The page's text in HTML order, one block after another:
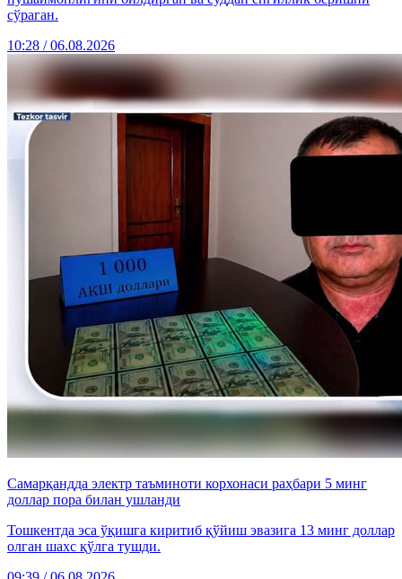
сўраган.
10:28 / 06.08.2026
Самарқандда электр таъминоти корхонаси раҳбари 5 минг
доллар пора билан ушланди
Тошкентда эса ўқишга киритиб қўйиш эвазига 13 минг доллар
олган шахс қўлга тушди.